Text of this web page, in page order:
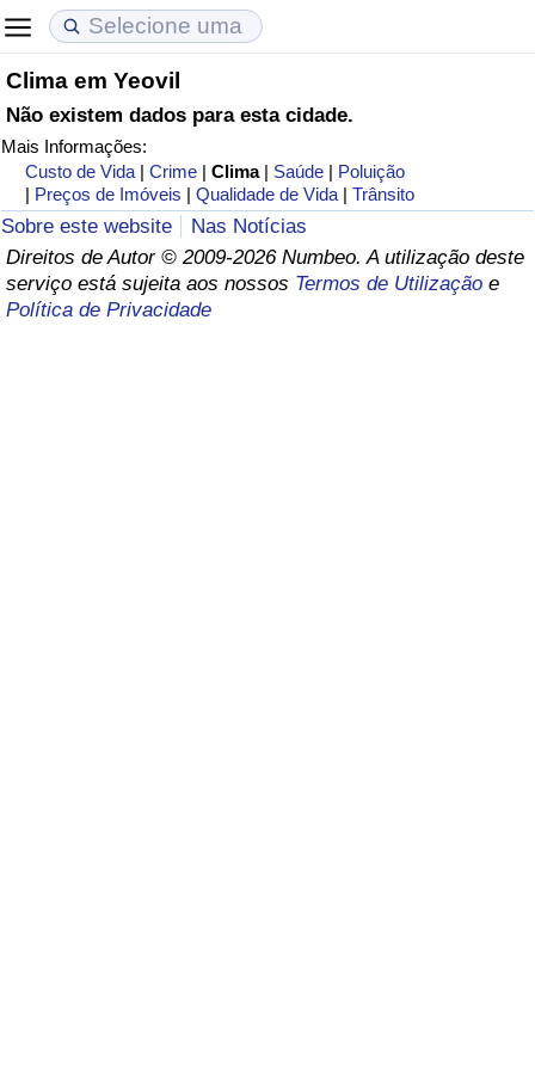
Clima em Yeovil
Não existem dados para esta cidade.
Mais Informações:
Custo de Vida |Crime |Clima | Saúde | Poluição
| Preços de Imóveis |Qualidade de Vida |Trânsito
Sobre este website
Nas Notícias
Direitos de Autor © 2009-2026 Numbeo. A utilização deste
serviço está sujeita aos nossos Termos de Utilização e
Política de Privacidade
Custo de Vida
Indicador de Custo de Vida (Atual)
Indicador de Custo de Vida
Indicador de Custo de Vida Por País
Preços de Imóveis
Indicador de Preços de Imóveis (Atual)
Indicador de Preços de Imóveis
Indicador de Preços de Imóveis por País
Qualidade de Vida
Indicador de Qualidade de Vida
Indicador de Qualidade de Vida (Atual)
Índice de qualidade de vida por país